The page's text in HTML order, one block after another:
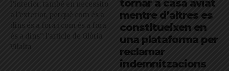
l’interior, també en necessito
a l’exterior, perquè com és a
dins és a fora i com és a fora
és a dins": l'article de Glòria
Vilalta
tornar a casa aviat
mentre d’altres es
constitueixen en
una plataforma per
reclamar
indemnitzacions